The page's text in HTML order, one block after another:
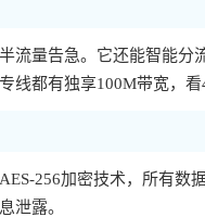
流量告急。它还能智能
线都有独享100M带宽，
256加密技术，所有数
泄露。